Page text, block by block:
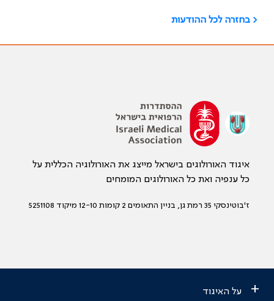
< בחזרה לכל ההודעות
איגוד האורולוגים בישראל מייצג את האורולוגיה הכללית על
כל ענפיה ואת כל האורולוגים המומחים
ז'בוטינסקי 35 רמת גן, בניין התאומים 2 קומות 12-10 מיקוד 5251108
+ על האיגוד